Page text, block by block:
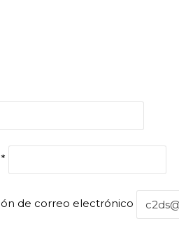
de correo electrónico Email